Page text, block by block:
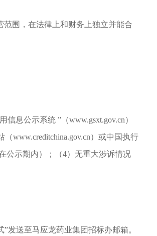
范围，在法律上和财务上独立并能合
息公示系统 ”（www.gsxt.gov.cn）
www.creditchina.gov.cn）或中国执行
公示期内）；（4）无重大涉诉情况
发送至马应龙药业集团招标办邮箱。